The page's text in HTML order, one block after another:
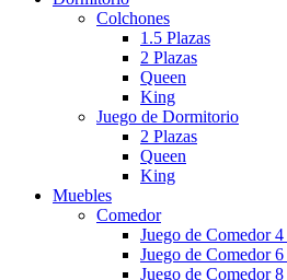
Colchones
1.5 Plazas
2 Plazas
Queen
King
Juego de Dormitorio
2 Plazas
Queen
King
Muebles
Comedor
Juego de Comedor
Juego de Comedor
Juego de Comedor